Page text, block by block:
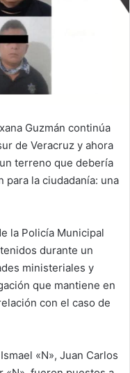
Guzmán continúa
de Veracruz y ahora
terreno que debería
la ciudadanía: una
la Policía Municipal
durante un
ministeriales y
que mantiene en
con el caso de
«N», Juan Carlos